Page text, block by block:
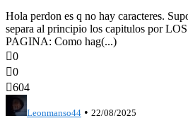
Hola perdon es q no hay caracteres.
separa al principio los capitulos por
PAGINA: Como hag(...)
0
0
604
Leonmanso44 • 22/08/2025